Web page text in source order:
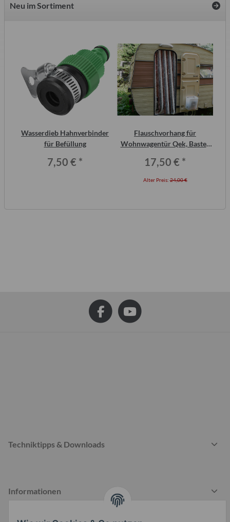
Neu im Sortiment
Wasserdieb Hahnverbinder
für Befüllung
7,50 € *
Flauschvorhang für
Wohnwagentür Qek, Bastei,
17,50 € *
Alter Preis:24,00 €
Techniktipps & Downloads
Informationen